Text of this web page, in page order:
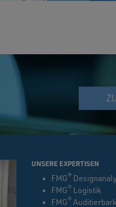
UNSERE EXPERTISEN
FMG®
FMG® Logistik
FMG®